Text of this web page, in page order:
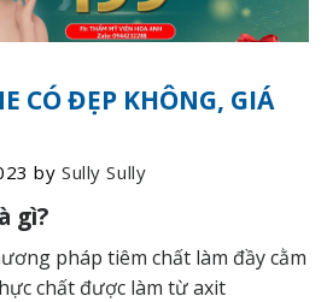
CÓ ĐẸP KHÔNG, GIÁ
bySully Sully
gì?
pháp tiêm chất làm đầycằm
chất được làm từ axit